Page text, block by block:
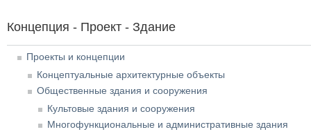
Концепция - Проект - Здание
Проекты и концепции
Концептуальные архитектурные объекты
Общественные здания и сооружения
Культовые здания и сооружения
Многофункциональные и административные здания